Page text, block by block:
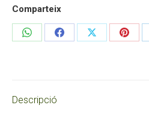
Comparteix
Share
Share
Share
Share
Descripció